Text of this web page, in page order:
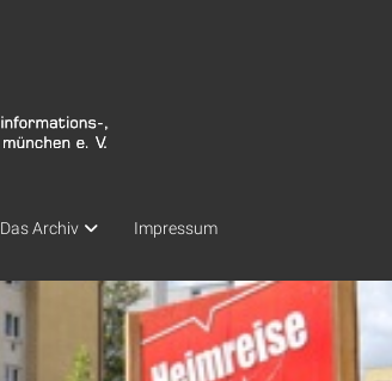
Das Archiv Impressum